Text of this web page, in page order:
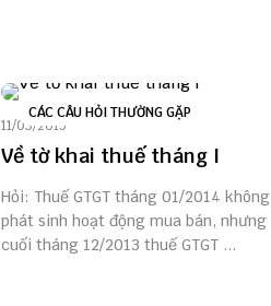
CÁC CÂU HỎI THƯỜNG GẶP
11/03/2015
Về tờ khai thuế tháng I
Hỏi: Thuế GTGT tháng 01/2014 không
phát sinh hoạt động mua bán, nhưng
cuối tháng 12/2013 thuế GTGT ...